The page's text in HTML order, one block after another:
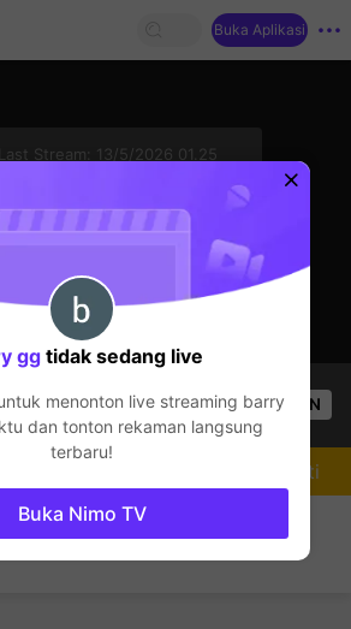
Buka Aplikasi
Last Stream:
13/5/2026 01.25
sedang siaran langsung!
54 Penonton OPEN
bry78
Mengikuti
ggtidak sedang live
menonton live streaming barry
dan tonton rekaman langsung
terbaru!
Buka Nimo TV